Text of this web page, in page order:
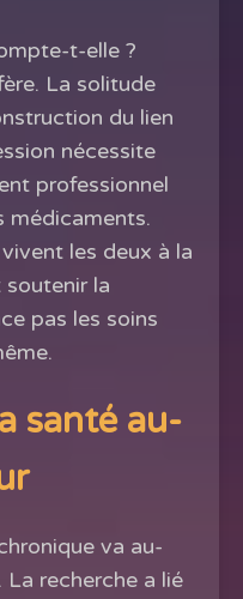
t-elle ?
La solitude
du lien
nécessite
professionnel
médicaments.
les deux à la
la
pas les soins
santé au-
va au-
recherche a lié